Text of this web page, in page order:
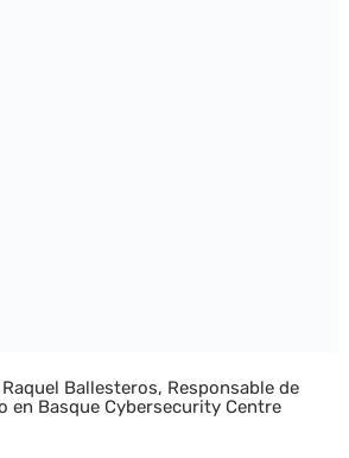
Ballesteros, Responsable de
en Basque Cybersecurity Centre